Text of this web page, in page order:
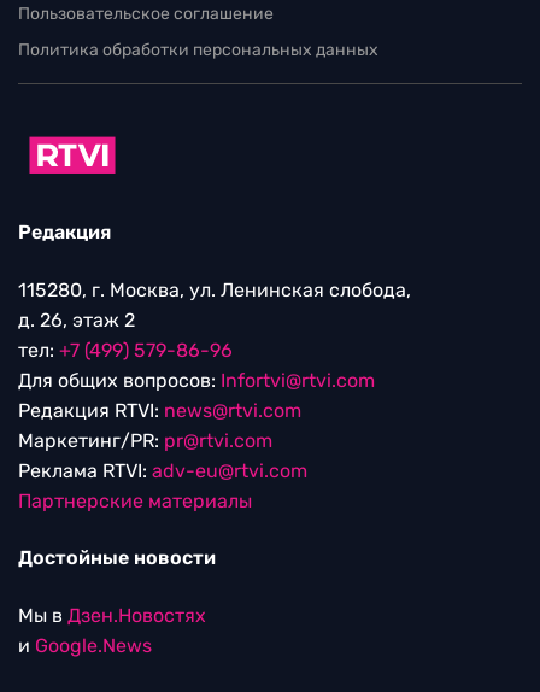
Пользовательское соглашение
Политика обработки персональных данных
Редакция
115280, г. Москва, ул. Ленинская слобода,
д. 26, этаж 2
тел: +7 (499) 579-86-96
Для общих вопросов: Infortvi@rtvi.com
Редакция RTVI: news@rtvi.com
Маркетинг/PR: pr@rtvi.com
Реклама RTVI: adv-eu@rtvi.com
Партнерские материалы
Достойные новости
Мы в Дзен.Новостях
и Google.News